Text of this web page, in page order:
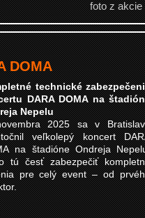
foto z akcie
DOMA
technické
DARA DOMA na
Nepelu
2025 sa v
veľkolepý koncert
na štadióne Ondreja
tú česť zabezpečiť
pre celý event – od